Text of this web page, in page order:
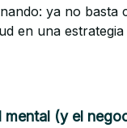
ya no
en una
mental (y el